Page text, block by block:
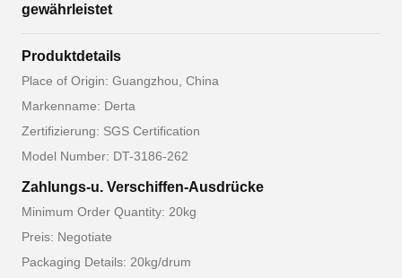
gewährleistet
Produktdetails
Place of Origin: Guangzhou, China
Markenname: Derta
Zertifizierung: SGS Certification
Model Number: DT-3186-262
Zahlungs-u. Verschiffen-Ausdrücke
Minimum Order Quantity: 20kg
Preis: Negotiate
Packaging Details: 20kg/drum